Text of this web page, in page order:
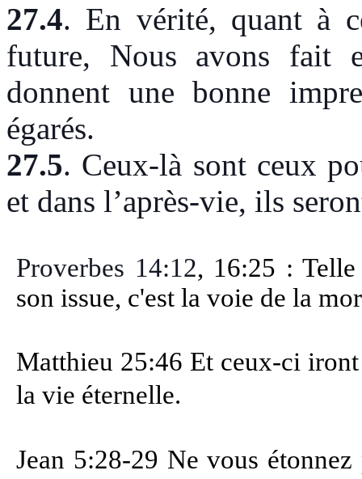
27.4. En vérité, quant à
future, Nous avons fait
donnent une bonne
égarés.
27.5. Ceux-là sont ceux
et dans l’après-vie, ils
Proverbes 14:12, 16:25 :
son issue, c'est la voie de la
Matthieu 25:46 Et ceux-ci
la vie éternelle.
Jean 5:28-29 Ne vous